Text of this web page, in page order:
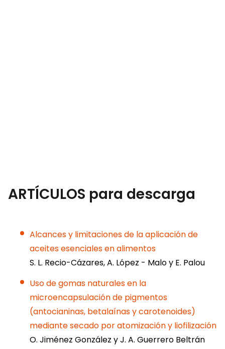
ARTÍCULOS para descarga
Alcances y limitaciones de la aplicación de
aceites esenciales en alimentos
S. L. Recio-Cázares, A. López - Malo y E. Palou
Uso de gomas naturales en la
microencapsulación de pigmentos
(antocianinas, betalaínas y carotenoides)
mediante secado por atomización y liofilización
O. Jiménez González y J. A. Guerrero Beltrán